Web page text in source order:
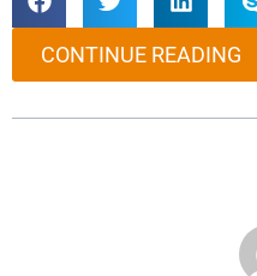
CONTINUE READING